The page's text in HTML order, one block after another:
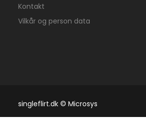
Kontakt
Vilkår og person data
singleflirt.dk © Microsys